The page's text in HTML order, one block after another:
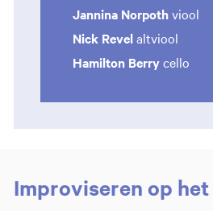
Jannina Norpothviool
Nick Revelaltviool
Hamilton Berrycello
Improviseren op